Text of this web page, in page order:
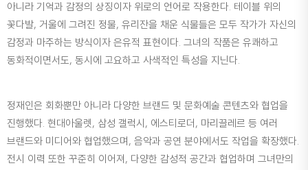
아니라 기억과 감정의 상징이자 위로의 언어로 작용한다. 테이블 위의
꽃다발, 거울에 그려진 정물, 유리잔을 채운 식물들은 모두 작가가 자신의
감정과 마주하는 방식이자 은유적 표현이다. 그녀의 작품은 유쾌하고
동화적이면서도, 동시에 고요하고 사색적인 특성을 지닌다.
정재인은 회화뿐만 아니라 다양한 브랜드 및 문화예술 콘텐츠와 협업을
진행했다. 현대아울렛, 삼성 갤럭시, 에스티로더, 마리끌레르 등 여러
브랜드와 미디어와 협업했으며, 음악과 공연 분야에서도 작업을 확장했다.
전시 이력 또한 꾸준히 이어져, 다양한 감성적 공간과 협업하며 그녀만의